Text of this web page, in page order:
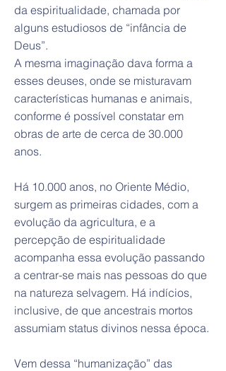
da espiritualidade, chamada por
alguns estudiosos de “infância de
Deus”.
A mesma imaginação dava forma a
esses deuses, onde se misturavam
características humanas e animais,
conforme é possível constatar em
obras de arte de cerca de 30.000
anos.
Há 10.000 anos, no Oriente Médio,
surgem as primeiras cidades, com a
evolução da agricultura, e a
percepção de espiritualidade
acompanha essa evolução passando
a centrar-se mais nas pessoas do que
na natureza selvagem. Há indícios,
inclusive, de que ancestrais mortos
assumiam status divinos nessa época.
Vem dessa “humanização” das